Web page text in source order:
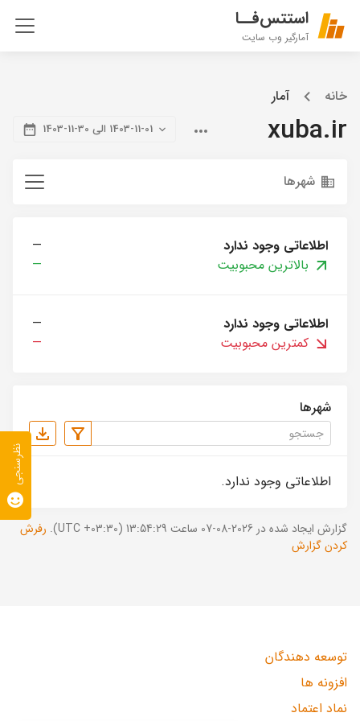
استتس‌فــا
آمارگیر وب سایت
خانه آمار
xuba.ir 1403-11-01 الی 30-11-1403
شهرها
اطلاعاتی وجود ندارد
—
بالاترین محبوبیت
—
اطلاعاتی وجود ندارد
—
کمترین محبوبیت
—
شهرها
اطلاعاتی وجود ندارد.
گزارش ایجاد شده در 2026-08-07 ساعت 13:54:29 (UTC +03:30).
رفرش
کردن گزارش
توسعه دهندگان
افزونه ها
نماد اعتماد
نظرسنجی